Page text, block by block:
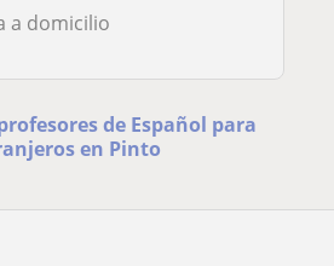
a domicilio
de Español para
en Pinto